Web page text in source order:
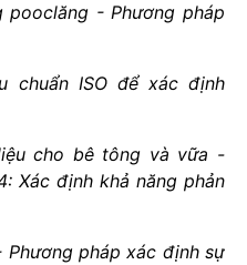
pooclăng - Phương pháp
chuẩn ISO để xác định
cho bê tông và vữa -
Xác định khả năng phản
Phương pháp xác định sự